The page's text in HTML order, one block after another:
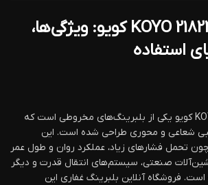
بلبرینگ KOYO 218248-10 کویو: ویژگی‌ها،
استفاده
بلبرینگ KOYO 218248-10 کویو یکی از بلبرینگ‌های مخروطی است که
شعاعی و محوری طراحی شده است. این
چون تحمل فشارهای زیاد، عملکرد روان و طول عمر
ماشین‌آلات صنعتی، سیستم‌های انتقال قدرت و دیگر
فروشگاه آنلاین بلبرینگ غفاری این